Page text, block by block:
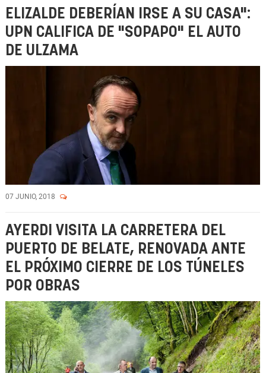
ELIZALDE DEBERÍAN IRSE A SU CASA":
UPN CALIFICA DE "SOPAPO" EL AUTO
DE ULZAMA
07 JUNIO, 2018
AYERDI VISITA LA CARRETERA DEL
PUERTO DE BELATE, RENOVADA ANTE
EL PRÓXIMO CIERRE DE LOS TÚNELES
POR OBRAS